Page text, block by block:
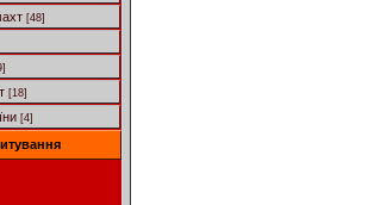
[48]
[18]
[4]